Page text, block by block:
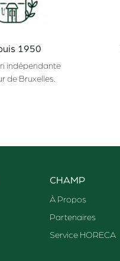
1950
indépendante
de Bruxelles.
CHAMP
À Propos
Partenaires
Service HORECA